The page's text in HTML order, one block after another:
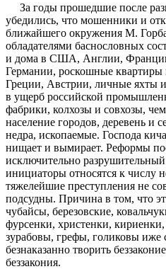
За годы прошедшие после
убедились, что мошенники и
ближайшего окружения М.
обладателями баснословных
и дома в США, Англии,
Германии, роскошные
Греции, Австрии, личные яхты
в ущерб российской
фабрики, колхозы и совхозы,
население городов, деревень и
недра, ископаемые. Господа
нищает и вымирает. Реформы
исключительно
инициаторы относятся к числу
тяжелейшие преступления не
подсудны. Причина в том, что
чубайсы, березовские,
фурсенки, христенки,
зурабовы, грефы, голиковы
безнаказанно творить
беззакония.